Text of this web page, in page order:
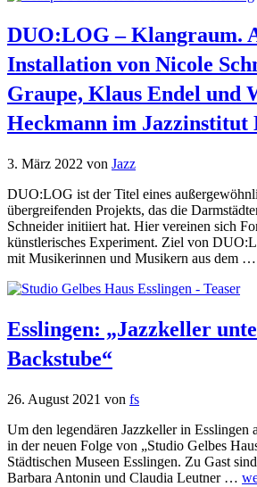
DUO:LOG – Klangraum.
Installation von Nicole
Graupe, Klaus Endel und
Heckmann im Jazzinstitut
3. März 2022 von Jazz
DUO:LOG ist der Titel eines
übergreifenden Projekts, das die
Schneider initiiert hat. Hier vereinen sich
künstlerisches Experiment. Ziel von
mit Musikerinnen und Musikern aus dem …
Esslingen: „Jazzkeller
Backstube“
26. August 2021 von fs
Um den legendären Jazzkeller in Esslingen
in der neuen Folge von „Studio Gelbes
Städtischen Museen Esslingen. Zu Gast
Barbara Antonin und Claudia Leutner …